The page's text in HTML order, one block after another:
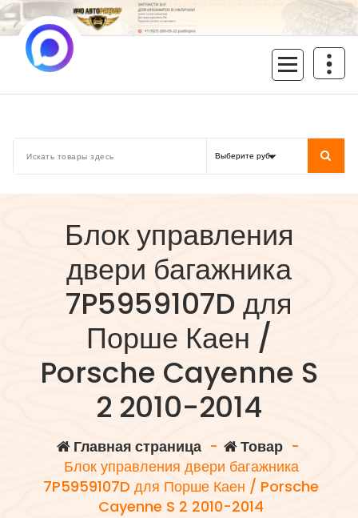
Перейти
к
содержимому
Блок управления
двери багажника
7P5959107D для
Порше Каен /
Porsche Cayenne S
2 2010-2014
Главная страница- Товар-
Блок управления двери багажника
7P5959107D для Порше Каен / Porsche
Cayenne S 2 2010-2014